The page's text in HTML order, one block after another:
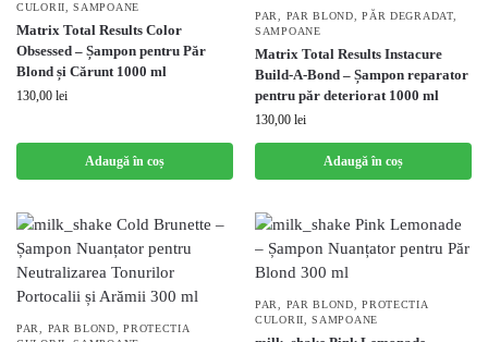
CULORII ,SAMPOANE
Matrix Total Results Color
Obsessed – Șampon pentru Păr
Blond și Cărunt 1000 ml
130,00 lei
Adaugă în coș
PAR PAR BLOND ,PĂR DEGRADAT,
SAMPOANE
Matrix Total Results Instacure
Build-A-Bond – Șampon reparator
pentru păr deteriorat 1000 ml
130,00 lei
Adaugă în coș
PAR PAR BLOND ,PROTECTIA
PAR PAR BLOND ,PROTECTIA
CULORII ,SAMPOANE